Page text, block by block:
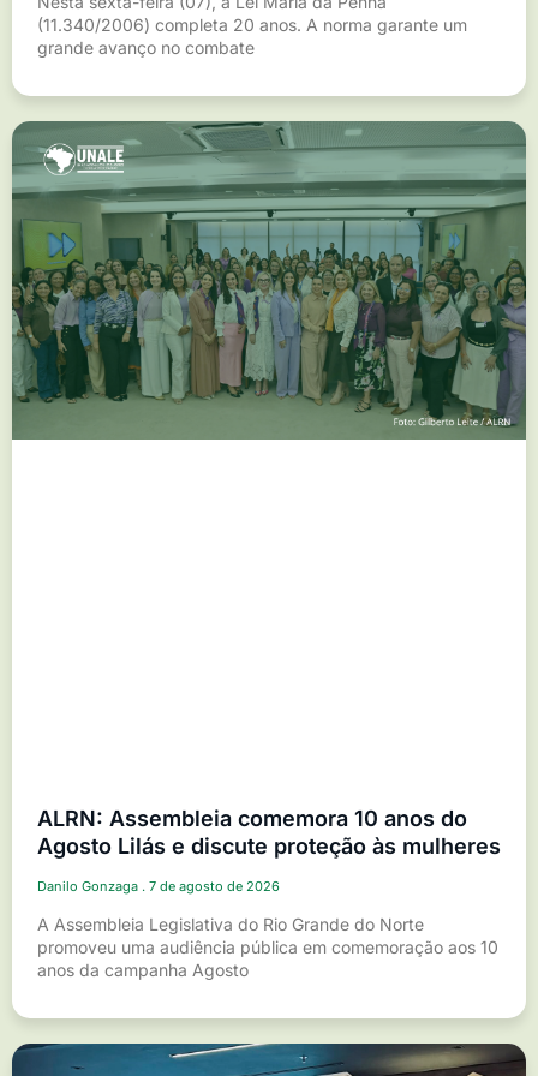
(11.340/2006) completa 20 anos. A norma garante um
grande avanço no combate
ALRN: Assembleia comemora 10 anos do
Agosto Lilás e discute proteção às mulheres
Danilo Gonzaga 7 de agosto de 2026
A Assembleia Legislativa do Rio Grande do Norte
promoveu uma audiência pública em comemoração aos 10
anos da campanha Agosto